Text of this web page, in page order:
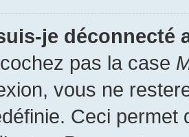
je déconnecté
pas la case
vous ne
Ceci permet